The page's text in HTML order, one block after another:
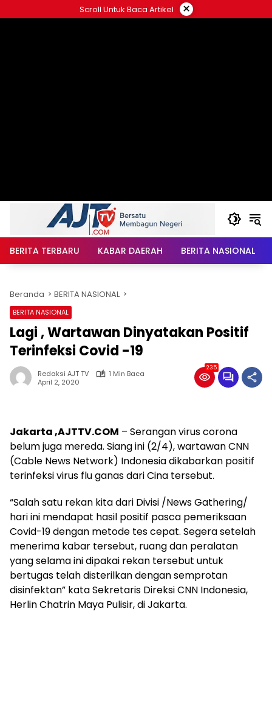
ke
Scroll Untuk Baca Artikel ×
BERITA TERBARU KABAR DAERAH BERITA NASIONAL
Beranda BERITA NASIONAL
BERITA NASIONAL
Lagi , Wartawan Dinyatakan Positif
Terinfeksi Covid -19
Redaksi AJT TV
1 Min Baca
April 2, 2020
235
Jakarta ,AJTTV.COM – Serangan virus corona
belum juga mereda. Siang ini (2/4), wartawan CNN
(Cable News Network) Indonesia dikabarkan positif
terinfeksi virus flu ganas dari Cina tersebut.
“Salah satu rekan kita dari Divisi /News Gathering/
hari ini mendapat hasil positif pasca pemeriksaan
Covid-19 dengan metode tes cepat. Segera setelah
menerima kabar tersebut, ruang dan peralatan
yang selama ini dipakai rekan tersebut untuk
bertugas telah disterilkan dengan semprotan
disinfektan” kata Sekretaris Direksi CNN Indonesia,
Herlin Chatrin Maya Pulisir, di Jakarta.